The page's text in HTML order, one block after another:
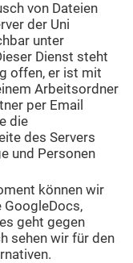
von Dateien
der Uni
unter
Dienst steht
offen, er ist mit
Arbeitsordner
per Email
die
des Servers
und Personen
können wir
GoogleDocs,
geht gegen
sehen wir für den